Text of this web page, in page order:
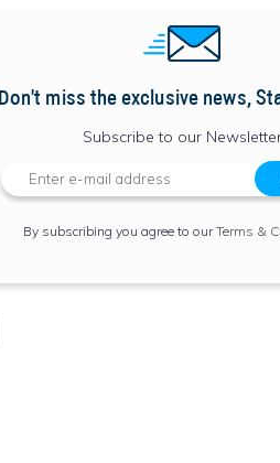
Don't miss the exclusive news,
Subscribe to our
By subscribing you agree to ourTerms &